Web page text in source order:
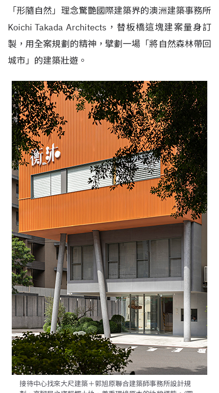
「形隨自然」理念驚艷國際建築界的澳洲建築事務所
Koichi Takada Architects ，替板橋這塊建案量身訂
製，用全案規劃的精神，擘劃一場「將自然森林帶回
城市」的建築壯遊。
接待中心找來大尺建築＋郭旭原聯合建築師事務所設計規